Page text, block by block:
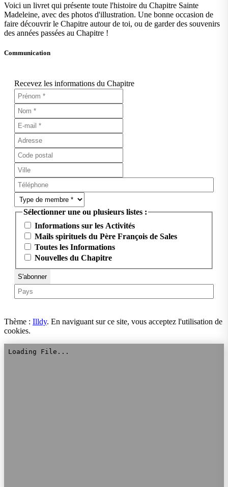
Voici un livret qui présente toute l'histoire du Chapitre Sainte
Madeleine, avec des photos d'illustration. Une bonne occasion de
faire découvrir le Chapitre autour de toi, ou de garder des souvenirs
des années passées au Chapitre !
Communication
Recevez les informations du Chapitre
Sélectionner une ou plusieurs listes :
Informations sur les Activités
Mails spirituels du Père François de Sales
Toutes les Informations
Nouvelles du Chapitre
Thème : Illdy. En naviguant sur ce site, vous acceptez l'utilisation de
cookies.